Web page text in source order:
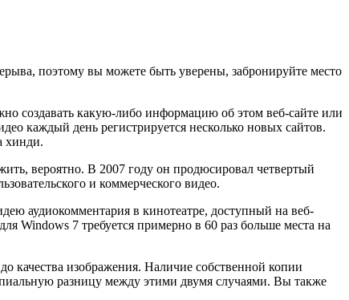
поэтому вы можете быть уверены, забронируйте место
создавать какую-либо информацию об этом веб-сайте или
каждый день регистрируется несколько новых сайтов.
хинди.
вероятно. В 2007 году он продюсировал четвертый
и коммерческого видео.
аудиокомментария в кинотеатре, доступный на веб-
Windows 7 требуется примерно в 60 раз больше места на
качества изображения. Наличие собственной копии
разницу между этими двумя случаями. Вы также